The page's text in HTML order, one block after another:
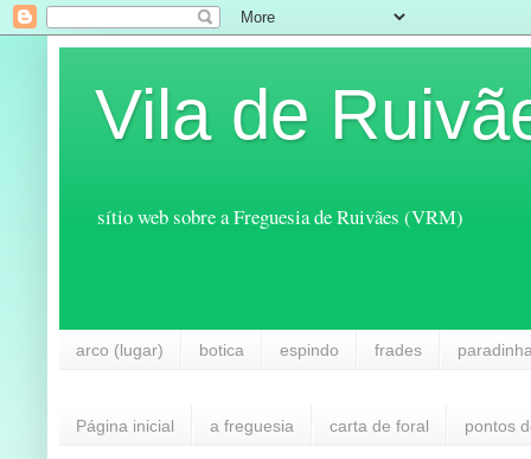
Vila de
sítio web sobre a Freguesia de Ruivães (VRM)
arco (lugar) botica espindo frades
Página inicial a freguesia carta de foral pontos